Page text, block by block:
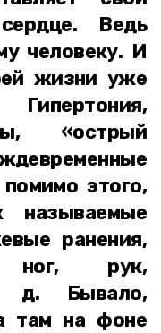
Ведь
человеку. И
жизни уже
«острый
этого,
ранения,
ног, рук,
д. Бывало,
там на фоне